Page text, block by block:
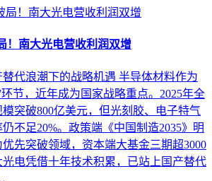
！南大光电营收利润双增
代浪潮下的战略机遇 半导体材料作为
节，近年成为国家战略重点。2025年全
突破800亿美元，但光刻胶、电子特气
不足20%。政策端《中国制造2035》明
先突破领域，资本端大基金三期超3000
电凭借十年技术积累，已站上国产替代